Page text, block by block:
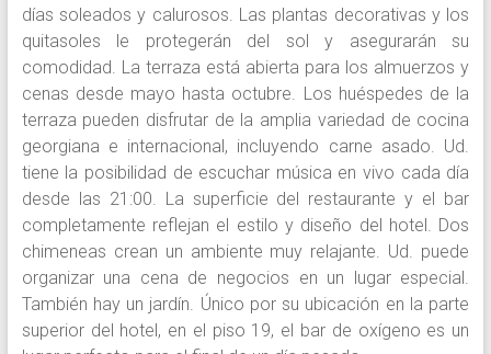
días soleados y calurosos. Las plantas decorativas y los
quitasoles le protegerán del sol y asegurarán su
comodidad. La terraza está abierta para los almuerzos y
cenas desde mayo hasta octubre. Los huéspedes de la
terraza pueden disfrutar de la amplia variedad de cocina
georgiana e internacional, incluyendo carne asado. Ud.
tiene la posibilidad de escuchar música en vivo cada día
desde las 21:00. La superficie del restaurante y el bar
completamente reflejan el estilo y diseño del hotel. Dos
chimeneas crean un ambiente muy relajante. Ud. puede
organizar una cena de negocios en un lugar especial.
También hay un jardín. Único por su ubicación en la parte
superior del hotel, en el piso 19, el bar de oxígeno es un